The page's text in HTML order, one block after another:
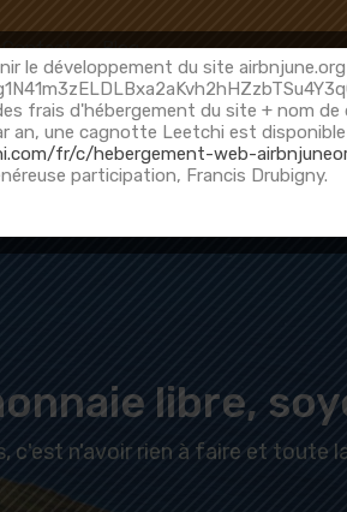
Accueil À propos
Contact Blog
libre,
c'est n'avoir rien à faire et toute
le développement du site
frais d'hébergement du site + nom de
an, une cagnotte Leetchi est
fr/c/hebergement-web-
participation, Francis Drubigny.